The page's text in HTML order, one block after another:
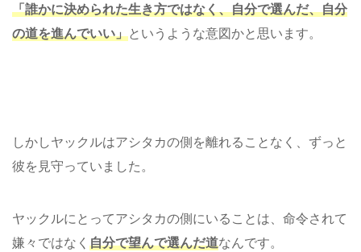
「誰かに決められた生き方ではなく、自分で選んだ、自分
の道を進んでいい」というような意図かと思います。
しかしヤックルはアシタカの側を離れることなく、ずっと
彼を見守っていました。
ヤックルにとってアシタカの側にいることは、命令されて
嫌々ではなく 自分で望んで選んだ道なんです。